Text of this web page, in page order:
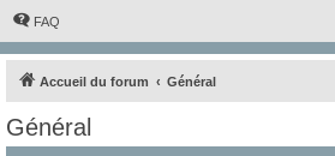
FAQ
Accueil du forum Général
Général